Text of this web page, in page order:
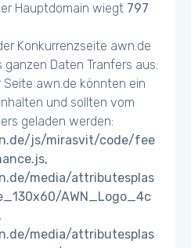
Hauptdomain wiegt 797
Konkurrenzseite awn.de
ganzen Daten Tranfers aus.
Seite awn.de könnten ein
und sollten vom
geladen werden:
js/mirasvit/code/fee
media/attributesplas
AWN_Logo_4c
media/attributesplas